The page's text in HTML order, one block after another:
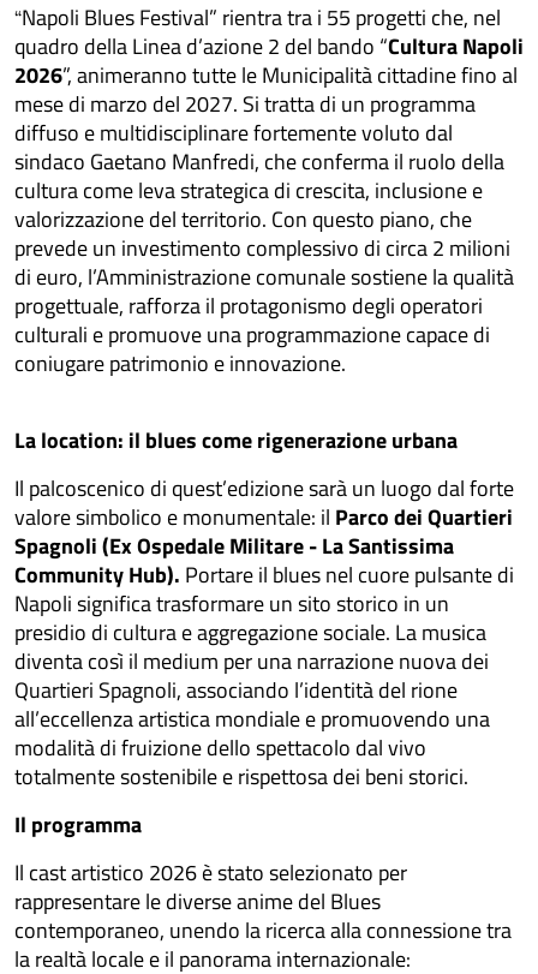
“Napoli Blues Festival” rientra tra i 55 progetti che, nel
quadro della Linea d’azione 2 del bando “Cultura Napoli
2026”, animeranno tutte le Municipalità cittadine fino al
mese di marzo del 2027. Si tratta di un programma
diffuso e multidisciplinare fortemente voluto dal
sindaco Gaetano Manfredi, che conferma il ruolo della
cultura come leva strategica di crescita, inclusione e
valorizzazione del territorio. Con questo piano, che
prevede un investimento complessivo di circa 2 milioni
di euro, l’Amministrazione comunale sostiene la qualità
progettuale, rafforza il protagonismo degli operatori
culturali e promuove una programmazione capace di
coniugare patrimonio e innovazione.
La location: il blues come rigenerazione urbana
Il palcoscenico di quest’edizione sarà un luogo dal forte
valore simbolico e monumentale: il Parco dei Quartieri
Spagnoli (Ex Ospedale Militare - La Santissima
Community Hub). Portare il blues nel cuore pulsante di
Napoli significa trasformare un sito storico in un
presidio di cultura e aggregazione sociale. La musica
diventa così il medium per una narrazione nuova dei
Quartieri Spagnoli, associando l’identità del rione
all’eccellenza artistica mondiale e promuovendo una
modalità di fruizione dello spettacolo dal vivo
totalmente sostenibile e rispettosa dei beni storici.
Il programma
Il cast artistico 2026 è stato selezionato per
rappresentare le diverse anime del Blues
contemporaneo, unendo la ricerca alla connessione tra
la realtà locale e il panorama internazionale: